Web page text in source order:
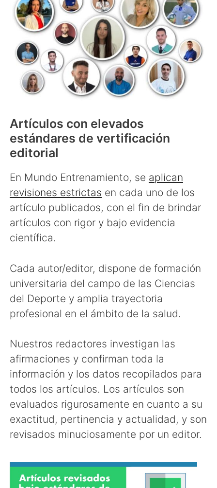
Artículos con elevados
estándares de vertificación
editorial
En Mundo Entrenamiento, se aplican
revisiones estrictas en cada uno de los
artículo publicados, con el fin de brindar
artículos con rigor y bajo evidencia
científica.
Cada autor/editor, dispone de formación
universitaria del campo de las Ciencias
del Deporte y amplia trayectoria
profesional en el ámbito de la salud.
Nuestros redactores investigan las
afirmaciones y confirman toda la
información y los datos recopilados para
todos los artículos. Los artículos son
evaluados rigurosamente en cuanto a su
exactitud, pertinencia y actualidad, y son
revisados minuciosamente por un editor.